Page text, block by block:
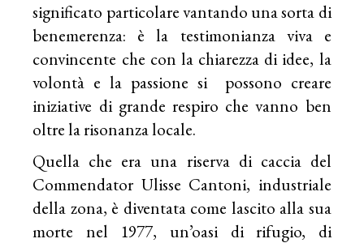
significato particolare vantando una sorta di
benemerenza: è la testimonianza viva e
convincente che con la chiarezza di idee, la
volontà e la passione si possono creare
iniziative di grande respiro che vanno ben
oltre la risonanza locale.
Quella che era una riserva di caccia del
Commendator Ulisse Cantoni, industriale
della zona, è diventata come lascito alla sua
morte nel 1977, un’oasi di rifugio, di